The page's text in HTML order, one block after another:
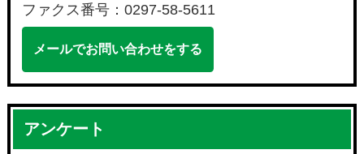
ファクス番号：0297-58-5611
メールでお問い合わせをする
アンケート